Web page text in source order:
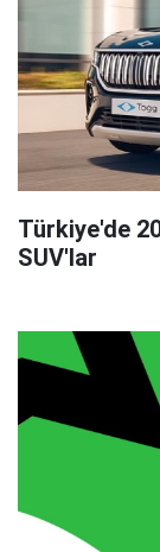
Türkiye'de
SUV'lar